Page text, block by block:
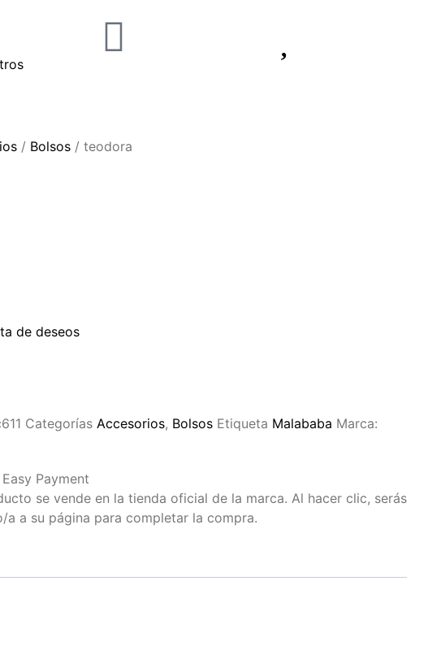
/ Bolsos / teodora
de deseos
Categorías Accesorios, Bolsos Etiqueta Malababa Marca:
Payment
se vende en la tienda oficial de la marca. Al hacer clic, serás
a a su página para completar la compra.